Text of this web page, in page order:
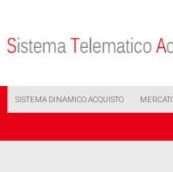
SISTEMA DINAMICO ACQUISTO